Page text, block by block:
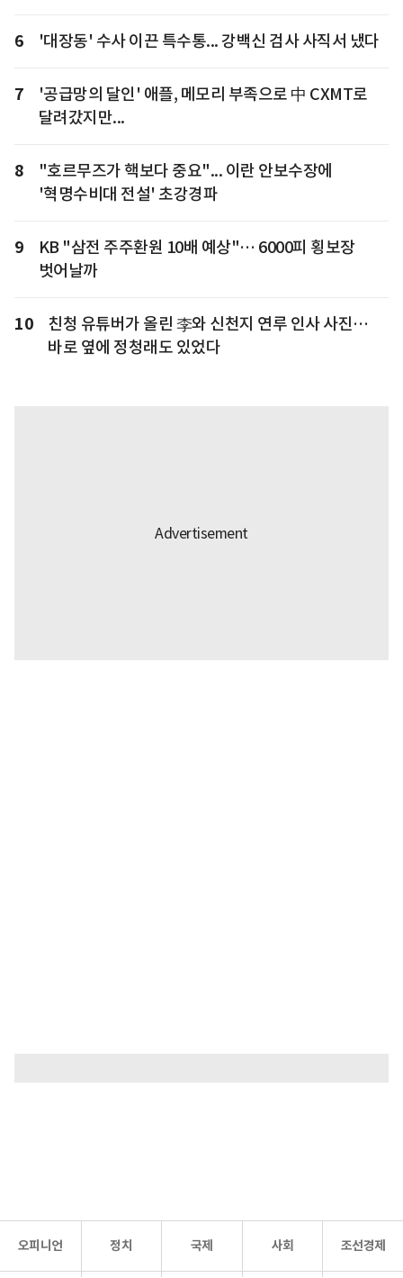
6 '대장동' 수사 이끈 특수통... 강백신 검사 사직서 냈다
7
'공급망의 달인' 애플, 메모리 부족으로 中 CXMT로
달려갔지만...
8
"호르무즈가 핵보다 중요"... 이란 안보수장에
'혁명수비대 전설' 초강경파
9
KB "삼전 주주환원 10배 예상"… 6000피 횡보장
벗어날까
10
친청 유튜버가 올린 李와 신천지 연루 인사 사진…
바로 옆에 정청래도 있었다
오피니언 정치 국제 사회 조선경제